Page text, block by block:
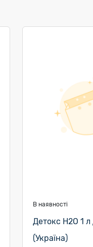
В наявності
Детокс H2O 1
(Україна)